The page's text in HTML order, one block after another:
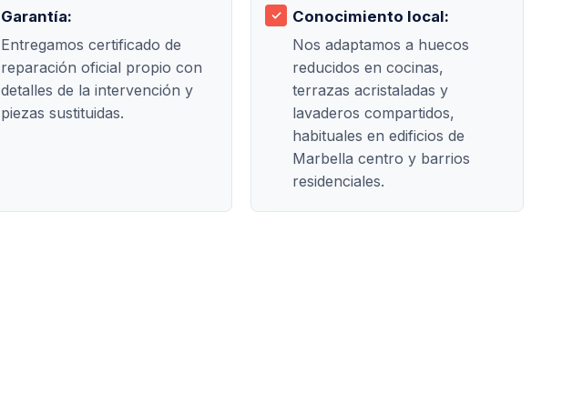
Garantía:
Entregamos certificado de
reparación oficial propio con
detalles de la intervención y
piezas sustituidas.
Conocimiento local:
Nos adaptamos a huecos
reducidos en cocinas,
terrazas acristaladas y
lavaderos compartidos,
habituales en edificios de
Marbella centro y barrios
residenciales.